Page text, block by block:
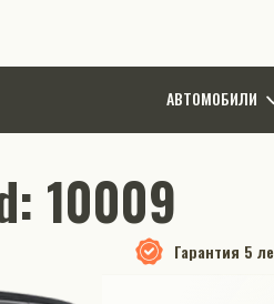
АВТОМОБИЛИ
10009
Гарантия 5